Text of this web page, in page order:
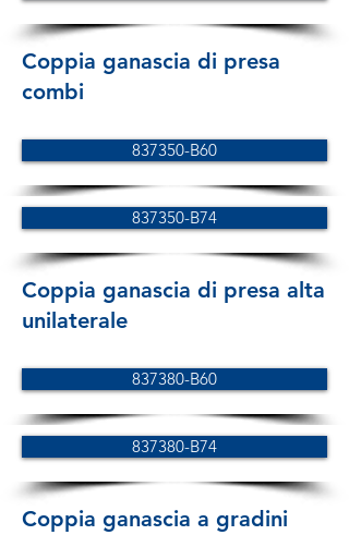
Coppia ganascia di presa
combi
837350-B60
837350-B74
Coppia ganascia di presa alta
unilaterale
837380-B60
837380-B74
Coppia ganascia a gradini